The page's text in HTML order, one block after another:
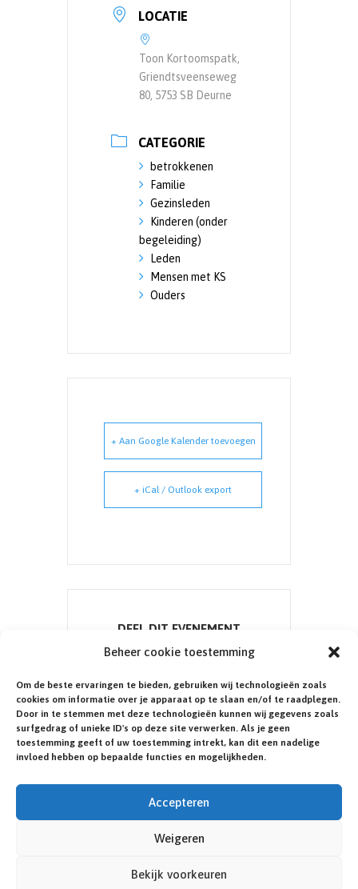
Beheer cookie toestemming
Om de beste ervaringen te bieden, gebruiken wij technologieën zoals
cookies om informatie over je apparaat op te slaan en/of te raadplegen.
Door in te stemmen met deze technologieën kunnen wij gegevens zoals
surfgedrag of unieke ID's op deze site verwerken. Als je geen
toestemming geeft of uw toestemming intrekt, kan dit een nadelige
invloed hebben op bepaalde functies en mogelijkheden.
Accepteren
Weigeren
Bekijk voorkeuren
LOCATIE
Toon Kortoomspatk,
Griendtsveenseweg
80, 5753 SB Deurne
CATEGORIE
betrokkenen
Familie
Gezinsleden
Kinderen (onder
begeleiding)
Leden
Mensen met KS
Ouders
+ Aan Google Kalender toevoegen
+ iCal / Outlook export
DEEL DIT EVENEMENT
ROSA HOEFMAN